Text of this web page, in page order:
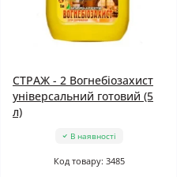
СТРАЖ - 2 Вогнебіозахист
універсальний готовий (5
л)
В наявності
Код товару: 3485